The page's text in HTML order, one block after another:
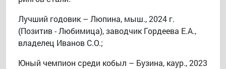
Лучший годовик – Люпина, мыш., 2024 г.
(Позитив - Любимица), заводчик Гордеева Е.А.,
владелец Иванов С.О.;
Юный чемпион среди кобыл – Бузина, каур., 2023